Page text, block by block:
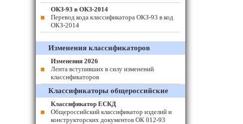
ОКЗ-93 в ОКЗ-2014
Перевод кода классификатора ОКЗ-93 в код
ОКЗ-2014
Изменения классификаторов
Изменения 2026
Лента вступивших в силу изменений
классификаторов
Классификаторы общероссийские
Классификатор ЕСКД
Общероссийский классификатор изделий и
конструкторских документов ОК 012-93